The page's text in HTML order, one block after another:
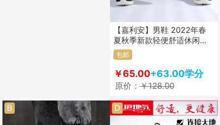
【嘉利安】男鞋 2022年春
夏秋季新款轻便舒适休闲鞋
运动鞋一脚蹬单鞋
包邮
￥65.00+63.00学分
原价：￥128.00
B D